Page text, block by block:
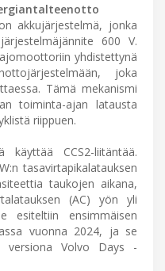
akkujärjestelmä, jonka
600 V.
yhdistettynä
joka
Tämä mekanismi
toiminta-ajan latausta
riippuen.
käyttää CCS2-liitäntää.
tasavirtapikalatauksen
taukojen aikana,
(AC) yön yli
esiteltiin ensimmäisen
vuonna 2024, ja se
versiona Volvo Days -